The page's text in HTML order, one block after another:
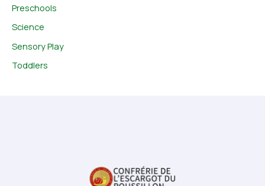
Preschools
Science
Sensory Play
Toddlers